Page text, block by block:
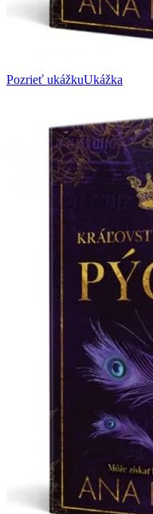
Pozrieť ukážkuUkážka